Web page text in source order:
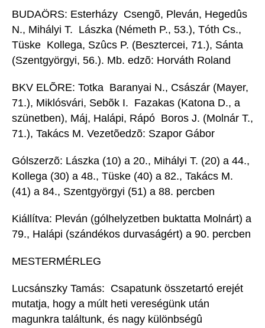
BUDAÖRS: Esterházy  Csengõ, Pleván, Hegedûs
N., Mihályi T.  Lászka (Németh P., 53.), Tóth Cs.,
Tüske  Kollega, Szûcs P. (Besztercei, 71.), Sánta
(Szentgyörgyi, 56.). Mb. edzõ: Horváth Roland
BKV ELÕRE: Totka  Baranyai N., Császár (Mayer,
71.), Miklósvári, Sebõk I.  Fazakas (Katona D., a
szünetben), Máj, Halápi, Rápó  Boros J. (Molnár T.,
71.), Takács M. Vezetõedzõ: Szapor Gábor
Gólszerzõ: Lászka (10) a 20., Mihályi T. (20) a 44.,
Kollega (30) a 48., Tüske (40) a 82., Takács M.
(41) a 84., Szentgyörgyi (51) a 88. percben
Kiállítva: Pleván (gólhelyzetben buktatta Molnárt) a
79., Halápi (szándékos durvaságért) a 90. percben
MESTERMÉRLEG
Lucsánszky Tamás:  Csapatunk összetartó erejét
mutatja, hogy a múlt heti vereségünk után
magunkra találtunk, és nagy különbségû